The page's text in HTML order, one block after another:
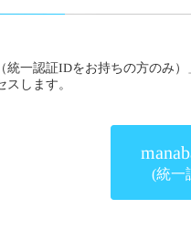
統一認証IDをお持ちの方のみ
スします。
(統一